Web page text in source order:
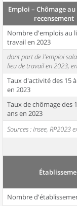
Emploi – Chômage au
recensement
Nombre d'emplois au
travail en 2023
dont part de l'emploi
lieu de travail en 2023,
Taux d'activité des 15
en 2023
Taux de chômage des
ans en 2023
Sources : Insee,
Nombre